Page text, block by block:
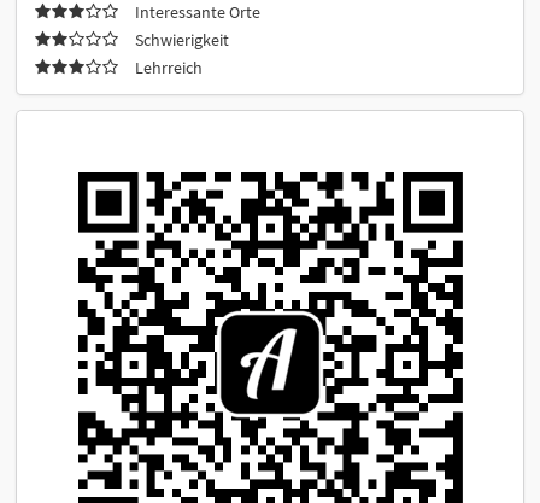
Interessante Orte
Schwierigkeit
Lehrreich